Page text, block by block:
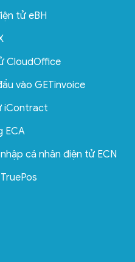
tử eBH
CloudOffice
vào GETinvoice
iContract
ECA
cá nhân điện tử ECN